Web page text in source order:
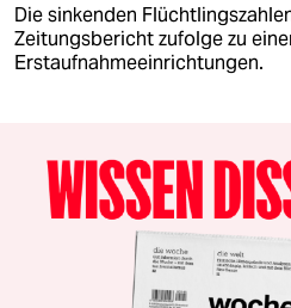
Die sinkenden
Zeitungsbericht zufolge zu
Erstaufnahmeeinrichtungen.